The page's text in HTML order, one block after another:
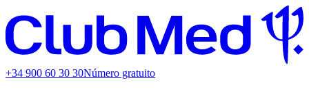
+34 900 60 30 30Número gratuito